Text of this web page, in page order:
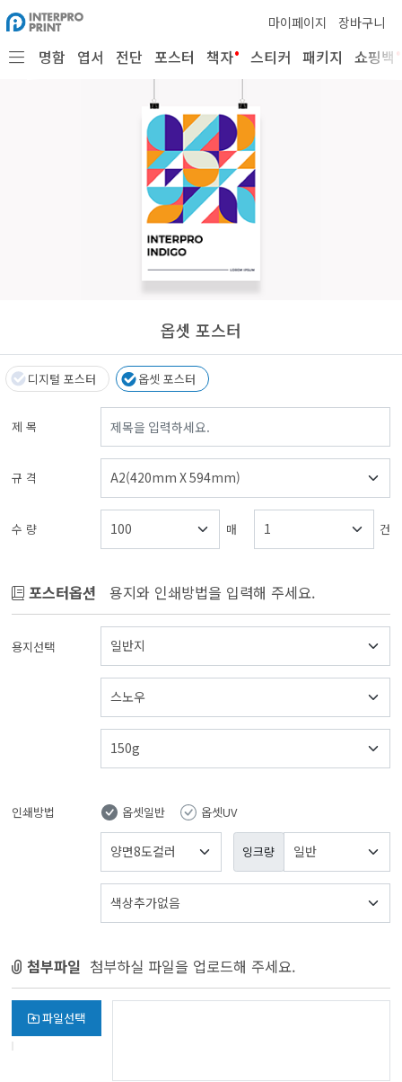
마이페이지 장바구니
명함 엽서 전단 포스터 책자• 스티커 패키지 쇼핑백•
옵셋 포스터
디지털 포스터 옵셋 포스터
제 목
규 격
수 량 매 건
포스터옵션 용지와 인쇄방법을 입력해 주세요.
용지선택
인쇄방법 옵셋일반 옵셋UV
잉크량
첨부파일 첨부하실 파일을 업로드해 주세요.
파일선택